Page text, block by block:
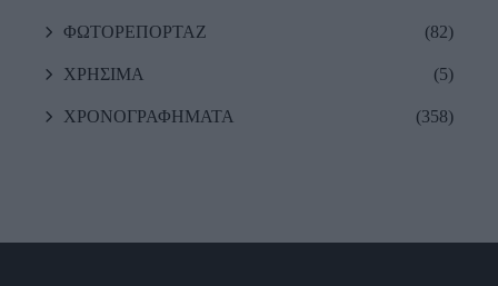
ΦΩΤΟΡΕΠΟΡΤΑΖ (82)
ΧΡΗΣΙΜΑ (5)
ΧΡΟΝΟΓΡΑΦΗΜΑΤΑ (358)